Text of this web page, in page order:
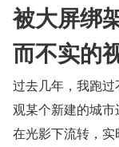
被大屏绑
而不实的
过去几年，我跑
观某个新建的城
在光影下流转，